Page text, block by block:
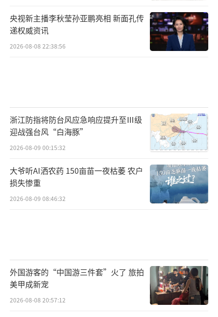
央视新主播李秋莹孙亚鹏亮相 新面孔传
递权威资讯
2026-08-08 22:38:56
浙江防指将防台风应急响应提升至Ⅲ级
迎战强台风“白海豚”
2026-08-09 00:15:32
大爷听AI洒农药 150亩苗一夜枯萎 农户
损失惨重
2026-08-09 08:46:32
外国游客的“中国游三件套”火了 旅拍
美甲成新宠
2026-08-08 20:57:12